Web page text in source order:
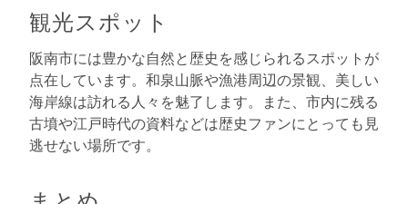
観光スポット
阪南市には豊かな自然と歴史を感じられるスポットが
点在しています。和泉山脈や漁港周辺の景観、美しい
海岸線は訪れる人々を魅了します。また、市内に残る
古墳や江戸時代の資料などは歴史ファンにとっても見
逃せない場所です。